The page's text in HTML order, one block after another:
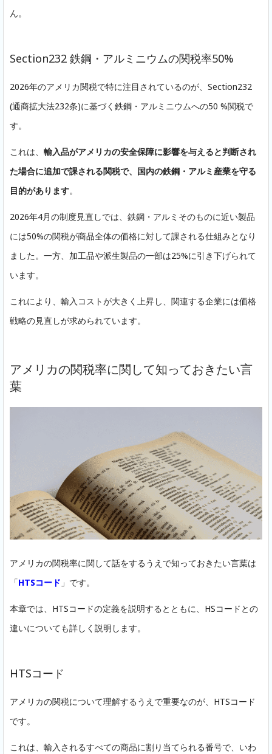
ん。
Section232 鉄鋼・アルミニウムの関税率50%
2026年のアメリカ関税で特に注目されているのが、Section232
(通商拡大法232条)に基づく鉄鋼・アルミニウムへの50 %関税で
す。
これは、 輸入品がアメリカの安全保障に影響を与えると判断され
た場合に追加で課される関税で、国内の鉄鋼・アルミ産業を守る
目的があります。
2026年4月の制度見直しでは、鉄鋼・アルミそのものに近い製品
には50%の関税が商品全体の価格に対して課される仕組みとなり
ました。一方、加工品や派生製品の一部は25%に引き下げられて
います。
これにより、輸入コストが大きく上昇し、関連する企業には価格
戦略の見直しが求められています。
アメリカの関税率に関して知っておきたい言
葉
アメリカの関税率に関して話をするうえで知っておきたい言葉は
「HTSコード 」です。
本章では、HTSコードの定義を説明するとともに、HSコードとの
違いについても詳しく説明します。
HTSコード
アメリカの関税について理解するうえで重要なのが、HTSコード
です。
これは、輸入されるすべての商品に割り当てられる番号で、いわ